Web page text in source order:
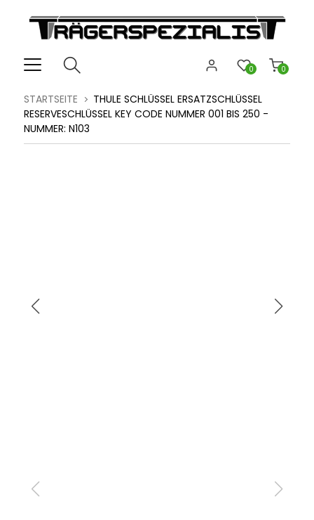
0
0
STARTSEITE
THULE SCHLÜSSEL ERSATZSCHLÜSSEL
RESERVESCHLÜSSEL KEY CODE NUMMER 001 BIS 250 -
NUMMER: N103